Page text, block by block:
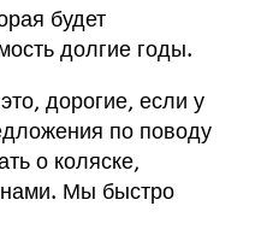
будет
долгие годы.
дорогие, если у
по поводу
о коляске,
. Мы быстро